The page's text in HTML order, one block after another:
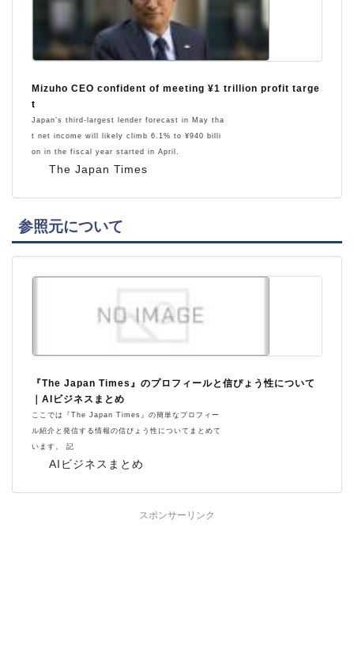
The Japan Times
Mizuho CEO confident of meeting ¥1 trillion profit targe
t
Japan’s third-largest lender forecast in May tha
t net income will likely climb 6.1% to ¥940 billi
on in the fiscal year started in April.
参照元について
AIビジネスまとめ
『The Japan Times』のプロフィールと信ぴょう性について
｜AIビジネスまとめ
ここでは『The Japan Times』の簡単なプロフィー
ル紹介と発信する情報の信ぴょう性についてまとめて
います。 記
スポンサーリンク